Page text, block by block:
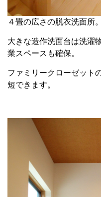
４畳の広さの脱衣洗面所。
大きな造作洗面台は洗濯
業スペースも確保。
ファミリークローゼット
短できます。